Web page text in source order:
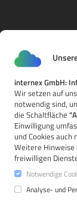
internex GmbH:
Wir setzen auf
notwendig sind,
die Schaltfläche
Einwilligung
und Cookies
Weitere
freiwilligen
Notwendige
Analyse- und